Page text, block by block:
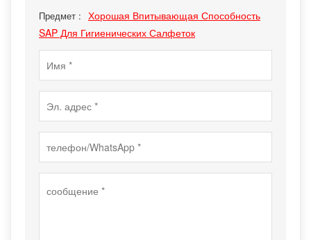
Предмет : Хорошая Впитывающая Способность
SAP Для Гигиенических Салфеток